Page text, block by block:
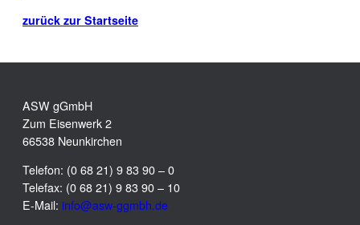
zurück zur Startseite
ASW gGmbH
Zum Eisenwerk 2
66538 Neunkirchen
Telefon: (0 68 21) 9 83 90 – 0
Telefax: (0 68 21) 9 83 90 – 10
E-Mail: info@asw-ggmbh.de